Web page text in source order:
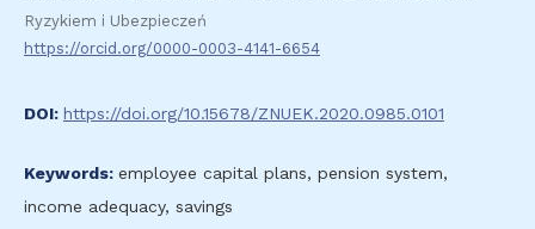
Ryzykiem i Ubezpieczeń
https://orcid.org/0000-0003-4141-6654
DOI: https://doi.org/10.15678/ZNUEK.2020.0985.0101
Keywords: employee capital plans, pension system,
income adequacy, savings